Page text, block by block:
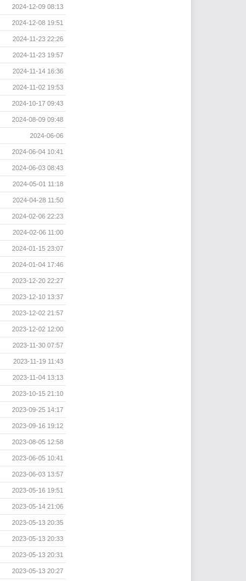
2024-12-09 08:13
2024-12-08 19:51
2024-11-23 22:26
2024-11-23 19:57
2024-11-14 16:36
2024-11-02 19:53
2024-10-17 09:43
2024-08-09 09:48
2024-06-06
2024-06-04 10:41
2024-06-03 08:43
2024-05-01 11:18
2024-04-28 11:50
2024-02-06 22:23
2024-02-06 11:00
2024-01-15 23:07
2024-01-04 17:46
2023-12-20 22:27
2023-12-10 13:37
2023-12-02 21:57
2023-12-02 12:00
2023-11-30 07:57
2023-11-19 11:43
2023-11-04 13:13
2023-10-15 21:10
2023-09-25 14:17
2023-09-16 19:12
2023-08-05 12:58
2023-06-05 10:41
2023-06-03 13:57
2023-05-16 19:51
2023-05-14 21:06
2023-05-13 20:35
2023-05-13 20:33
2023-05-13 20:31
2023-05-13 20:27